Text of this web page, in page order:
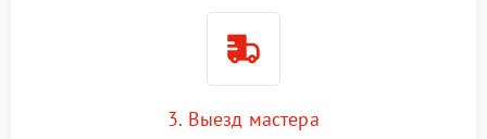
3. Выезд мастера